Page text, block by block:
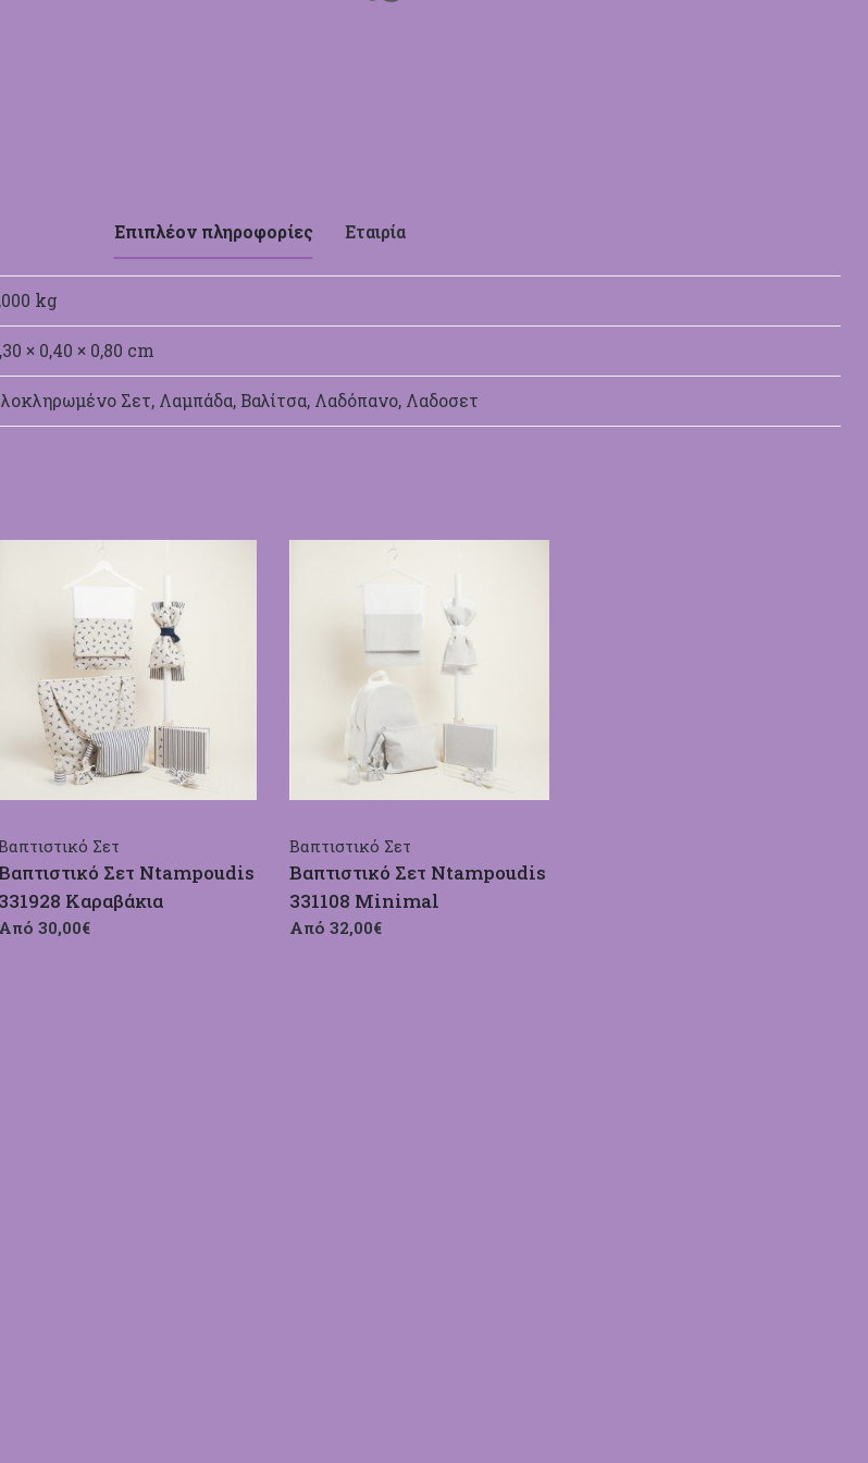
Επιπλέον πληροφορίες Εταιρία
kg
× 0,40 × 0,80 cm
Σετ, Λαμπάδα, Βαλίτσα, Λαδόπανο, Λαδοσετ
Σετ
Σετ Ntampoudis
331928 Καραβάκια
Από 30,00€
Βαπτιστικό Σετ
Βαπτιστικό Σετ Ntampoudis
331108 Minimal
Από 32,00€